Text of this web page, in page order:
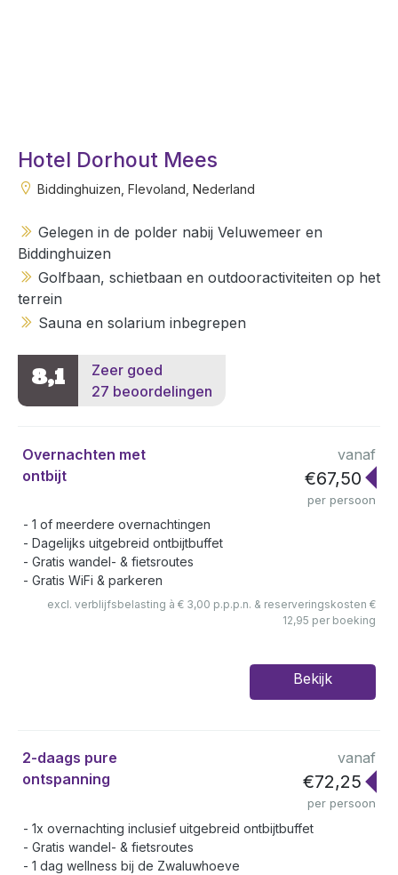
Hotel Dorhout Mees
Biddinghuizen, Flevoland, Nederland
Gelegen in de polder nabij Veluwemeer en
Biddinghuizen
Golfbaan, schietbaan en outdooractiviteiten op het
terrein
Sauna en solarium inbegrepen
8,1
Zeer goed
27 beoordelingen
Overnachten met
ontbijt
vanaf
€67,50
per persoon
1 of meerdere overnachtingen
Dagelijks uitgebreid ontbijtbuffet
Gratis wandel- & fietsroutes
Gratis WiFi & parkeren
excl. verblijfsbelasting à € 3,00 p.p.p.n. & reserveringskosten €
12,95 per boeking
Bekijk
2-daags pure
ontspanning
vanaf
€72,25
per persoon
1x overnachting inclusief uitgebreid ontbijtbuffet
Gratis wandel- & fietsroutes
1 dag wellness bij de Zwaluwhoeve